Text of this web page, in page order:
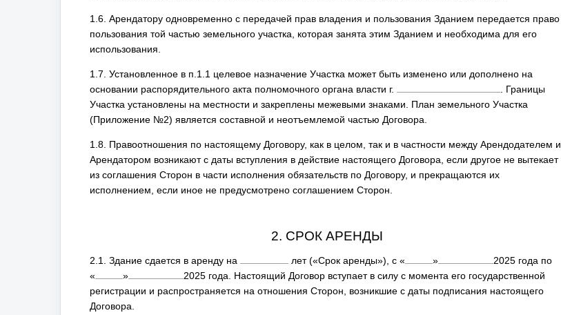
1.6. Арендатору одновременно с передачей прав владения и пользования Зданием передается право
пользования той частью земельного участка, которая занята этим Зданием и необходима для его
использования.
1.7. Установленное в п.1.1 целевое назначение Участка может быть изменено или дополнено на
основании распорядительного акта полномочного органа власти г.
. Границы
Участка установлены на местности и закреплены межевыми знаками. План земельного Участка
(Приложение №2) является составной и неотъемлемой частью Договора.
1.8. Правоотношения по настоящему Договору, как в целом, так и в частности между Арендодателем и
Арендатором возникают с даты вступления в действие настоящего Договора, если другое не вытекает
из соглашения Сторон в части исполнения обязательств по Договору, и прекращаются их
исполнением, если иное не предусмотрено соглашением Сторон.
2. СРОК АРЕНДЫ
2.1. Здание сдается в аренду на лет («Срок аренды»), с « » 2025 года по
«
» 2025 года. Настоящий Договор вступает в силу с момента его государственной
регистрации и распространяется на отношения Сторон, возникшие с даты подписания настоящего
Договора.